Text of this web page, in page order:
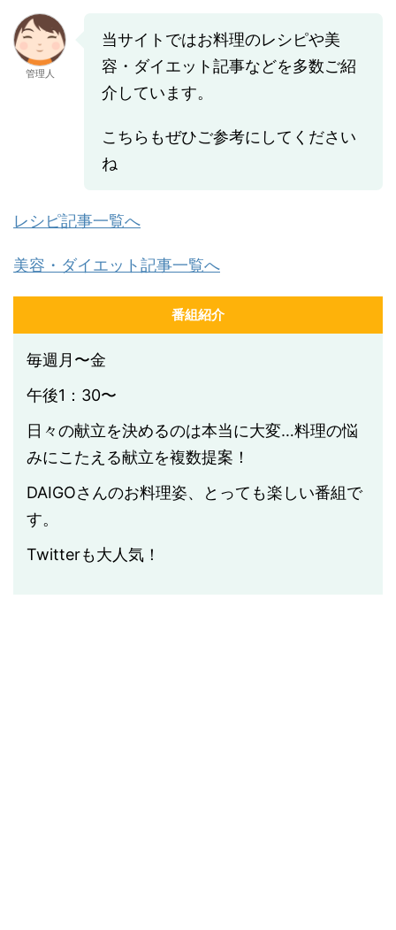
管理人
当サイトではお料理のレシピや美
容・ダイエット記事などを多数ご紹
介しています。
こちらもぜひご参考にしてください
ね
レシピ記事一覧へ
美容・ダイエット記事一覧へ
番組紹介
毎週月〜金
午後1：30〜
日々の献立を決めるのは本当に大変…料理の悩
みにこたえる献立を複数提案！
DAIGOさんのお料理姿、とっても楽しい番組で
す。
Twitterも大人気！